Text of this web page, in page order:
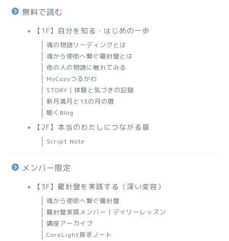
無料で読む
【1F】自分を知る・はじめの一歩
魂の物語リーディングとは
魂から使命へ繋ぐ羅針盤とは
他の人の物語に触れてみる
MyCozyつるかわ
STORY｜体験と気づきの記録
新月満月と13の月の暦
聴くBlog
【2F】本当のわたしにつながる扉
Script Note
メンバー限定
【3F】羅針盤を実践する（深い変容）
魂から使命へ繋ぐ羅針盤
羅針盤実践メンバー｜デイリーレッスン
講座アーカイブ
CoreLight探求ノート